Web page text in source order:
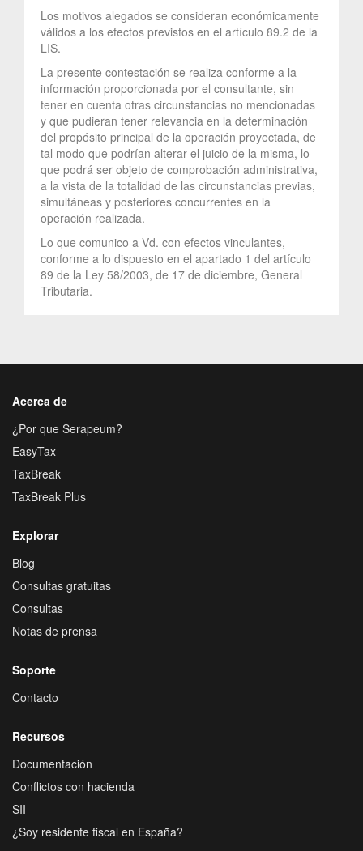
Los motivos alegados se consideran económicamente
válidos a los efectos previstos en el artículo 89.2 de la
LIS.
La presente contestación se realiza conforme a la
información proporcionada por el consultante, sin
tener en cuenta otras circunstancias no mencionadas
y que pudieran tener relevancia en la determinación
del propósito principal de la operación proyectada, de
tal modo que podrían alterar el juicio de la misma, lo
que podrá ser objeto de comprobación administrativa,
a la vista de la totalidad de las circunstancias previas,
simultáneas y posteriores concurrentes en la
operación realizada.
Lo que comunico a Vd. con efectos vinculantes,
conforme a lo dispuesto en el apartado 1 del artículo
89 de la Ley 58/2003, de 17 de diciembre, General
Tributaria.
Acerca de
¿Por que Serapeum?
EasyTax
TaxBreak
TaxBreak Plus
Explorar
Blog
Consultas gratuitas
Consultas
Notas de prensa
Soporte
Contacto
Recursos
Documentación
Conflictos con hacienda
SII
¿Soy residente fiscal en España?